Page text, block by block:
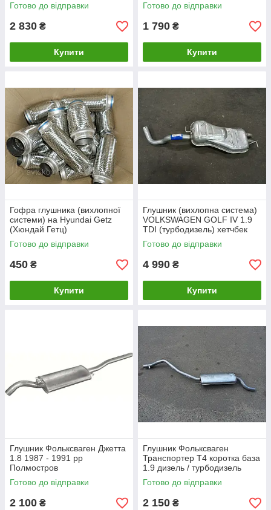
Готово до відправки
2 830 ₴
Купити
Готово до відправки
1 790 ₴
Купити
Гофра глушника (вихлопної
системи) на Hyundai Getz
(Хюндай Гетц)
Готово до відправки
450 ₴
Купити
Глушник (вихлопна система)
VOLKSWAGEN GOLF IV 1.9
TDI (турбодизель) хетчбек
(97-04рр)
Готово до відправки
4 990 ₴
Купити
Глушник Фольксваген Джетта
1.8 1987 - 1991 рр
Полмостров
Готово до відправки
2 100 ₴
Глушник Фольксваген
Транспортер Т4 коротка база
1.9 дизель / турбодизель
1990 - 1995 рр
Готово до відправки
2 150 ₴